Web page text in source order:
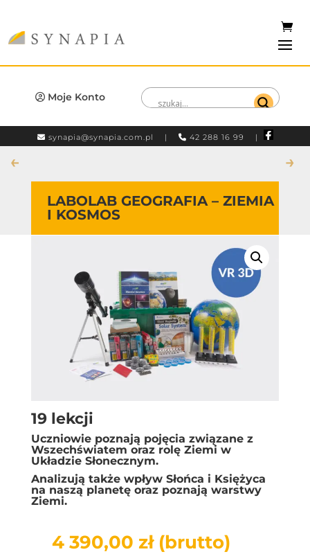
Moje Konto
synapia@synapia.com.pl | 42 288 16 99 |
← →
LABOLAB GEOGRAFIA – ZIEMIA
I KOSMOS
19 lekcji
Uczniowie poznają pojęcia związane z
Wszechświatem oraz rolę Ziemi w
Układzie Słonecznym.
Analizują także wpływ Słońca i Księżyca
na naszą planetę oraz poznają warstwy
Ziemi.
4 390,00 zł (brutto)